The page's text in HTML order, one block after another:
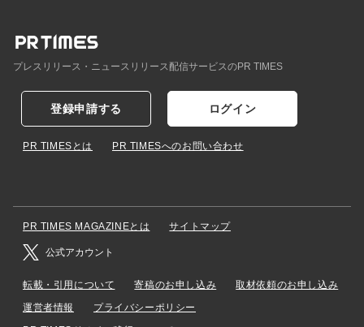
プレスリリース・ニュースリリース配信サービスのPR TIMES
登録申請する ログイン
PR TIMESとは PR TIMESへのお問い合わせ
PR TIMES MAGAZINEとは サイトマップ
公式アカウント
転載・引用について 寄稿のお申し込み
取材依頼のお申し込み
運営者情報
プライバシーポリシー